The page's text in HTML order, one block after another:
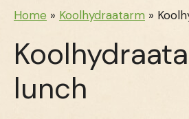
Home » Koolhydraatarm »
lunch